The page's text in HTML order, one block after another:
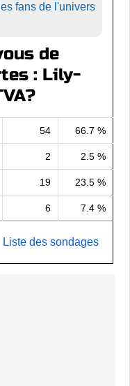
fans de l'univers
de
: Lily-
54 66.7 %
2 2.5 %
19 23.5 %
6 7.4 %
Liste des sondages